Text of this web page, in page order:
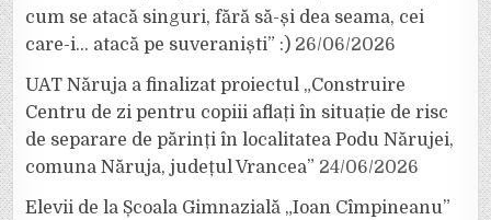
cum se atacă singuri, fără să-și dea seama, cei
care-i… atacă pe suveraniști” :) 26/06/2026
UAT Năruja a finalizat proiectul „Construire
Centru de zi pentru copiii aflați în situație de risc
de separare de părinți în localitatea Podu Nărujei,
comuna Năruja, județul Vrancea” 24/06/2026
Elevii de la Școala Gimnazială „Ioan Cîmpineanu”